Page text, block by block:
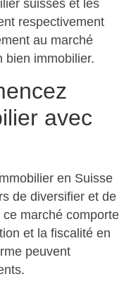
suisses et les
respectivement
au marché
bien immobilier.
avec
en Suisse
de diversifier et de
marché comporte
et la fiscalité en
peuvent